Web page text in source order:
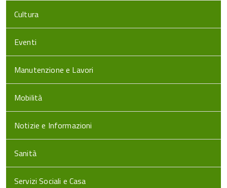
Cultura
Eventi
Manutenzione e Lavori
Mobilità
Notizie e Informazioni
Sanità
Servizi Sociali e Casa